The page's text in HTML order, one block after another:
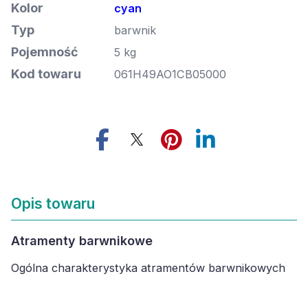
Kolor cyan
Typ barwnik
Pojemność 5 kg
Kod towaru 061H49AO1CB05000
Opis towaru
Atramenty barwnikowe
Ogólna charakterystyka atramentów barwnikowych